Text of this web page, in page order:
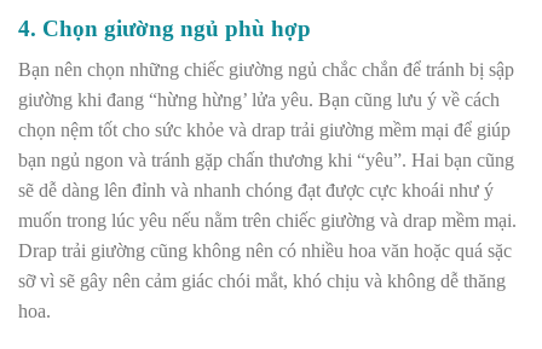
4. Chọn giường ngủ phù hợp
Bạn nên chọn những chiếc giường ngủ chắc chắn để tránh bị sập
giường khi đang “hừng hừng’ lửa yêu. Bạn cũng lưu ý về cách
chọn nệm tốt cho sức khỏe và drap trải giường mềm mại để giúp
bạn ngủ ngon và tránh gặp chấn thương khi “yêu”. Hai bạn cũng
sẽ dễ dàng lên đỉnh và nhanh chóng đạt được cực khoái như ý
muốn trong lúc yêu nếu nằm trên chiếc giường và drap mềm mại.
Drap trải giường cũng không nên có nhiều hoa văn hoặc quá sặc
sỡ vì sẽ gây nên cảm giác chói mắt, khó chịu và không dễ thăng
hoa.